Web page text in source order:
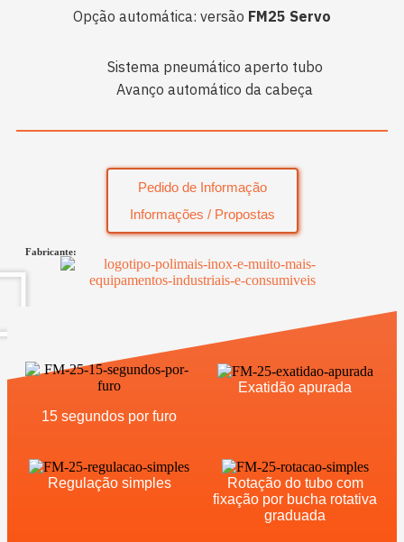
Opção automática: versão FM25 Servo
Sistema pneumático aperto tubo
Avanço automático da cabeça
Pedido de Informação
Informações / Propostas
Fabricante:
15 segundos por furo
Exatidão apurada
Regulação simples
Rotação do tubo com
fixação por bucha rotativa
graduada